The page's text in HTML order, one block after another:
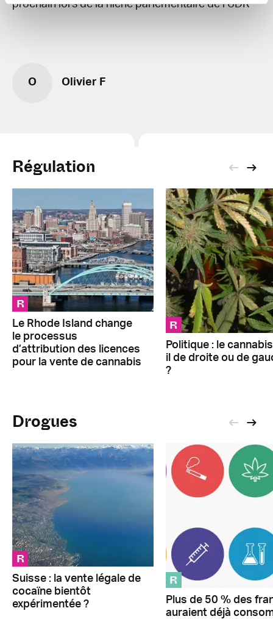
prochain lors de la niche parlementaire de l’UDR
O Olivier F
Régulation
R
Le Rhode Island change
le processus
d’attribution des licences
pour la vente de cannabis
R
Politique : le
il de droite ou de
?
Drogues
R
Suisse : la vente légale de
cocaïne bientôt
expérimentée ?
R
Plus de 50 % des
auraient déjà